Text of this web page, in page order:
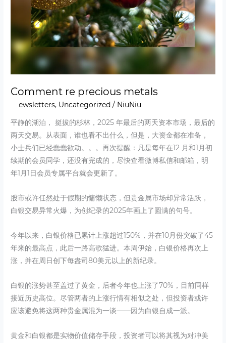
Comment re precious metals
Newsletters, Uncategorized / NiuNiu
平静的湖泊， 挺拔的杉林，2025 年最后的两天资本市场，最后的
两天交易。从表面，谁也看不出什么，但是，大资金都在准备，
小士兵们已经蠢蠢欲动。。。再次提醒：凡是每年在12 月和1月初
续期的会员同学，还没有完成的，尽快查看微博私信和邮箱，明
年1月1日会员专属平台就会更新了。
股市或许任然处于假期的慵懒状态，但贵金属市场却异常活跃，
白银交易异常火爆，为创纪录的2025年画上了圆满的句号。
今年以来，白银价格已累计上涨超过150%，并在10月份突破了45
年来的最高点，此后一路高歌猛进。本周伊始，白银价格再次上
涨，并在周日创下每盎司80美元以上的新纪录。
白银的涨势甚至盖过了黄金，后者今年也上涨了70%，目前同样
接近历史高位。尽管两者的上涨行情有相似之处，但投资者或许
应该避免将这两种贵金属混为一谈——因为白银自成一派。
黄金和白银都是实物价值储存手段，投资者可以将其视为对冲美